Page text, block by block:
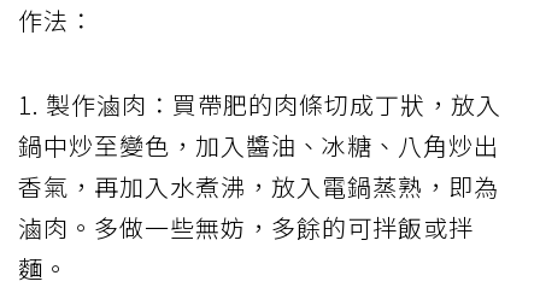
作法：
1. 製作滷肉：買帶肥的肉條切成丁狀，放入
鍋中炒至變色，加入醬油、冰糖、八角炒出
香氣，再加入水煮沸，放入電鍋蒸熟，即為
滷肉。多做一些無妨，多餘的可拌飯或拌
麵。